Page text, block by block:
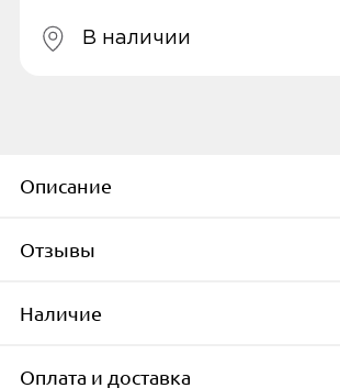
В наличии
Описание
ХАРАКТЕРИСТИКИ
Разъем
Отзывы
Будьте первым,
оставит свой
Наличие
Оплата и доставка